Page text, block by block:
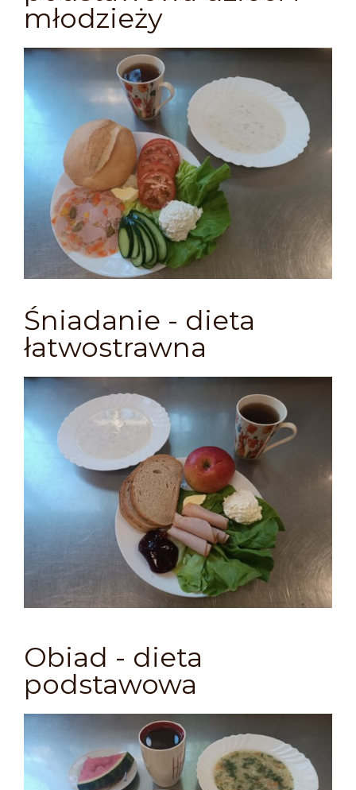
młodzieży
Śniadanie - dieta
łatwostrawna
Obiad - dieta
podstawowa